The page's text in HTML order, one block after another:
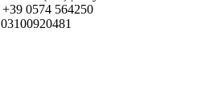
+39 0574 564250